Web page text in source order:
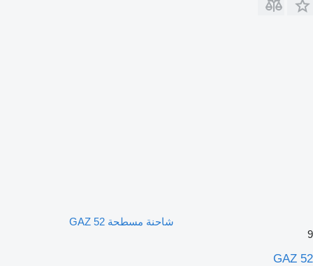
شاحنة مسطحة GAZ 52
9
GAZ 52